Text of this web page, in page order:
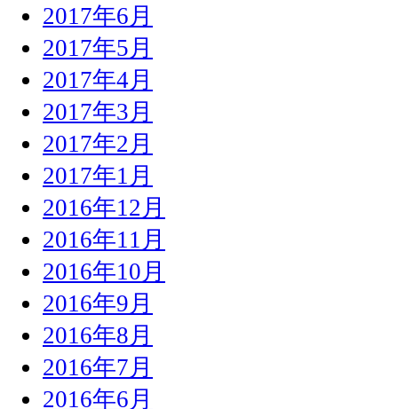
2017年6月
2017年5月
2017年4月
2017年3月
2017年2月
2017年1月
2016年12月
2016年11月
2016年10月
2016年9月
2016年8月
2016年7月
2016年6月